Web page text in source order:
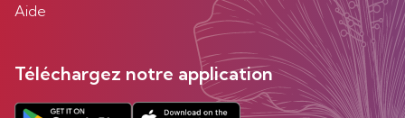
Aide
Téléchargez notre application